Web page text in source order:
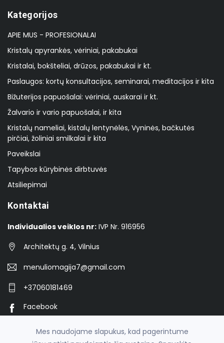
Kategorijos
APIE MUS - PROFESIONALAI
Kristalų apyrankės, vėriniai, pakabukai
Kristalai, bokšteliai, drūzos, pakabukai ir kt.
Paslaugos: kortų konsultacijos, seminarai, meditacijos ir kita
Bižuterijos papuošalai: vėriniai, auskarai ir kt.
Žalvario ir vario papuošalai, ir kita
Kristalų nameliai, kistalų lentynėlės, Vyninės, bačkutės
pirčiai, žoliniai smilkalai ir kita
Paveikslai
Tapybos kūrybinės dirbtuvės
Atsiliepimai
Kontaktai
Individualios veiklos nr: IVP Nr. 916956
Architektų g. 4, Vilnius
menuliomagija7@gmail.com
+37060181469
Facebook
Mes naudojame slapukus, kad pagerintume